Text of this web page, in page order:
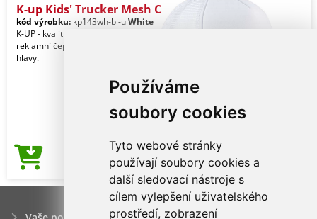
Používáme
soubory cookies
Tyto webové stránky
používají soubory cookies a
další sledovací nástroje s
cílem vylepšení uživatelského
prostředí, zobrazení
K-up Kids' Trucker Mesh C
kód výrobku: kp143wh-bl-uWhite
K-UP - kvalitní značkové dětské
reklamní čepice, rukavice a pokrývky
hlavy.
Cena od56,16Kč